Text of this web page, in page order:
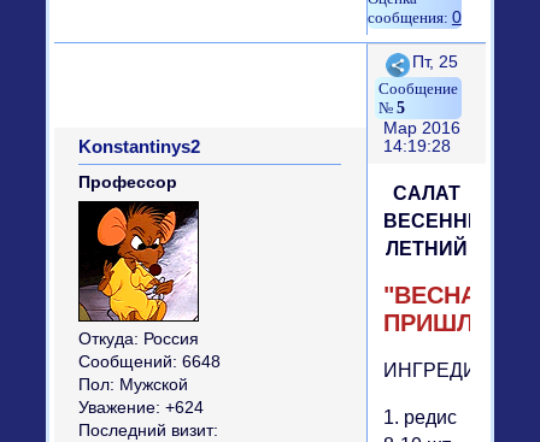
0
Поделиться
5
Пт, 25
Мар 2016
14:19:28
Konstantinys2
Профессор
Откуда: Россия
Сообщений: 6648
Пол: Мужской
Уважение: +624
Последний визит:
САЛАТ
ВЕСЕННЕ-
ЛЕТНИЙ
"ВЕСНА
ПРИШЛА!"
ИНГРЕДИЕНТЫ:
1. редис